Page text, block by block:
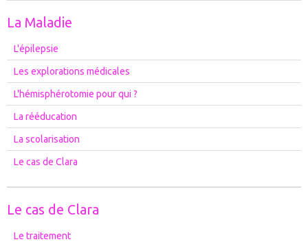
La Maladie
L'épilepsie
Les explorations médicales
L'hémisphérotomie pour qui ?
La rééducation
La scolarisation
Le cas de Clara
Le cas de Clara
Le traitement